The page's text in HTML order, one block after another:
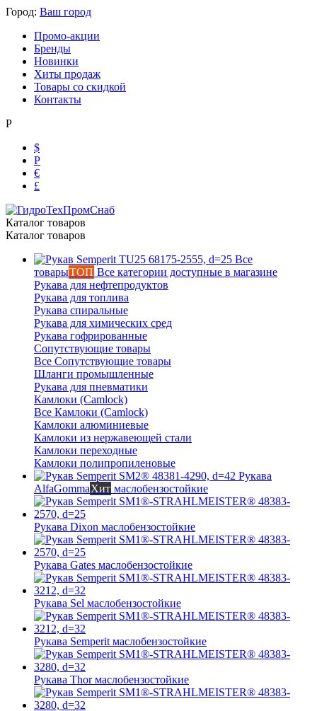
Город: Ваш город
Промо-акции
Бренды
Новинки
Хиты продаж
Товары со скидкой
Контакты
Р
$
Р
€
£
Каталог товаров
Каталог товаров
Все
товарыТОП Все категории доступные в магазине
Рукава для нефтепродуктов
Рукава для топлива
Рукава спиральные
Рукава для химических сред
Рукава гофрированные
Сопутствующие товары
Все Сопутствующие товары
Шланги промышленные
Рукава для пневматики
Камлоки (Camlock)
Все Камлоки (Camlock)
Камлоки алюминиевые
Камлоки из нержавеющей стали
Камлоки переходные
Камлоки полипропиленовые
Рукава
AlfaGommaХит маслобензостойкие
Рукава Dixon маслобензостойкие
Рукава Gates маслобензостойкие
Рукава Sel маслобензостойкие
Рукава Semperit маслобензостойкие
Рукава Thorмаслобензостойкие
Ольга
Маслобензостойкие рукава